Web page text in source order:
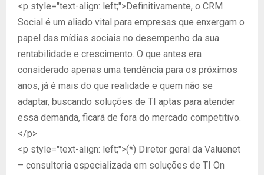
<p style="text-align: left;">Definitivamente, o CRM
Social é um aliado vital para empresas que enxergam o
papel das mídias sociais no desempenho da sua
rentabilidade e crescimento. O que antes era
considerado apenas uma tendência para os próximos
anos, já é mais do que realidade e quem não se
adaptar, buscando soluções de TI aptas para atender
essa demanda, ficará de fora do mercado competitivo.
</p>
<p style="text-align: left;">(*) Diretor geral da Valuenet
– consultoria especializada em soluções de TI On